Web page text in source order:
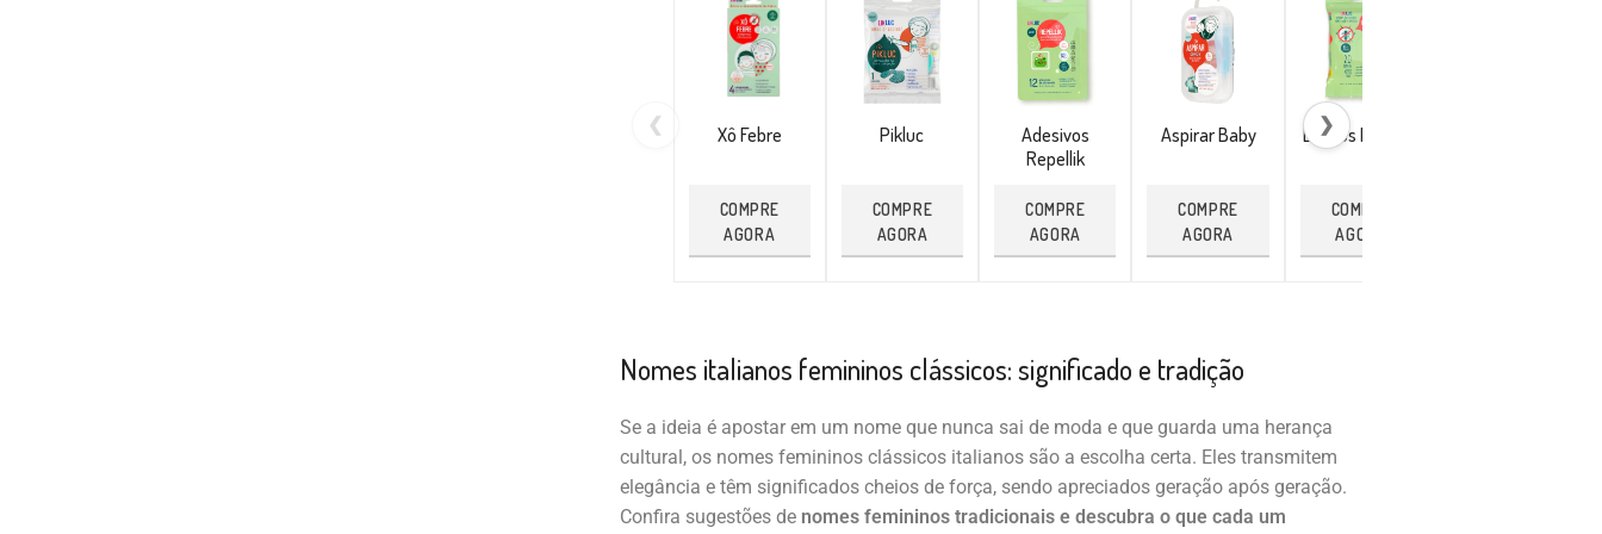
❮ Xô Febre
COMPRE
AGORA
Pikluc
COMPRE
AGORA
Adesivos
Repellik
COMPRE
AGORA
Aspirar Baby
COMPRE
AGORA
Lenços Repellik
COMPRE
AGORA
❯
Nomes italianos femininos clássicos: significado e tradição
Se a ideia é apostar em um nome que nunca sai de moda e que guarda uma herança
cultural, os nomes femininos clássicos italianos são a escolha certa. Eles transmitem
elegância e têm significados cheios de força, sendo apreciados geração após geração.
Confira sugestões denomes femininos tradicionais e descubra o que cada um